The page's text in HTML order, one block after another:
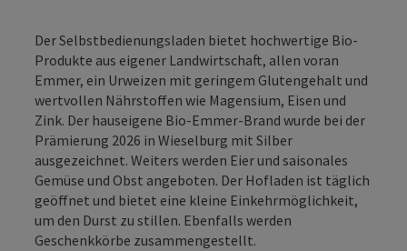
Der Selbstbedienungsladen bietet hochwertige Bio-
Produkte aus eigener Landwirtschaft, allen voran
Emmer, ein Urweizen mit geringem Glutengehalt und
wertvollen Nährstoffen wie Magensium, Eisen und
Zink. Der hauseigene Bio-Emmer-Brand wurde bei der
Prämierung 2026 in Wieselburg mit Silber
ausgezeichnet. Weiters werden Eier und saisonales
Gemüse und Obst angeboten. Der Hofladen ist täglich
geöffnet und bietet eine kleine Einkehrmöglichkeit,
um den Durst zu stillen. Ebenfalls werden
Geschenkkörbe zusammengestellt.